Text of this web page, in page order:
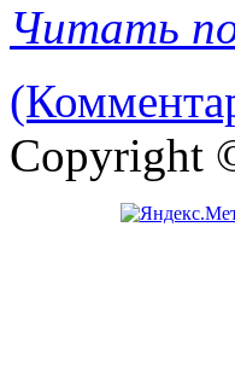
Читать
Copyright